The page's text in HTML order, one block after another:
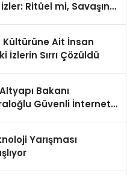
Ritüel mi, Savaşın
Ait İnsan
İzlerin Sırrı Çözüldü
Bakanı
Güvenli İnternet
Yarışması